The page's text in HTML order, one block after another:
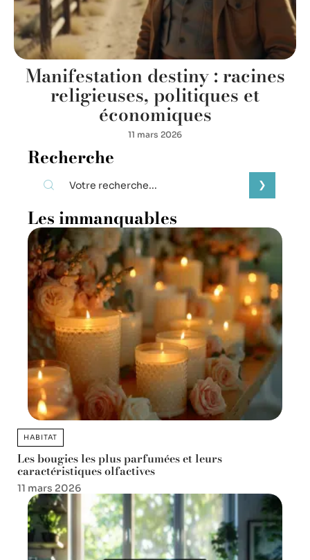
Manifestation destiny : racines
religieuses, politiques et
économiques
11 mars 2026
Recherche
Les immanquables
HABITAT
Les bougies les plus parfumées et leurs
caractéristiques olfactives
11 mars 2026